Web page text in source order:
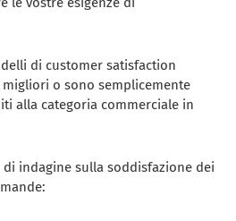
di customer satisfaction
o sono semplicemente
alla categoria commerciale in
indagine sulla soddisfazione dei